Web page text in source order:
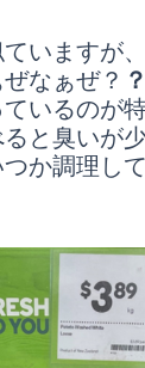
いますが
なぁぜ？
いるのが
と臭いが
か調理し